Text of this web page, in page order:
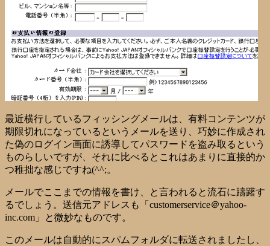
最近横行しているフィッシングメールは、有料コンテンツが
期限切れになっているというメールを送り、巧妙に作成され
た偽のログイン画面に誘導してパスワードを盗み取るという
ものらしいですが、それに比べるとこれはあまりに直接的か
つ稚拙な感じですね(^^;。
メールでここまでの情報を書け、と言われると流石に躊躇す
るでしょう。送信元アドレスも「customerservice＠yahoo-
inc.com」と微妙なものです。
このメールは自動的にスパムフォルダに転送されましたし、